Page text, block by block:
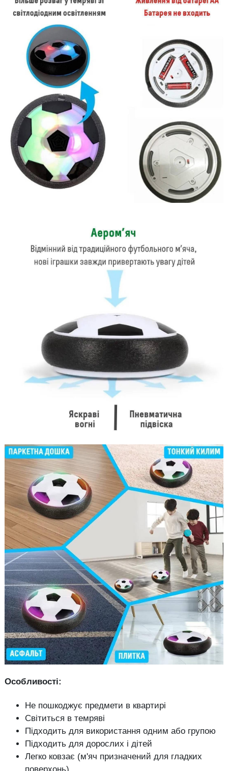
Особливості:
Не пошкоджує предмети в квартирі
Світиться в темряві
Підходить для використання одним або групою
Підходить для дорослих і дітей
Легко ковзає (м'яч призначений для гладких